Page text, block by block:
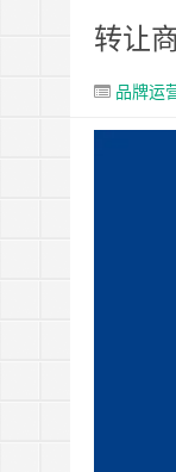
转让
品牌运